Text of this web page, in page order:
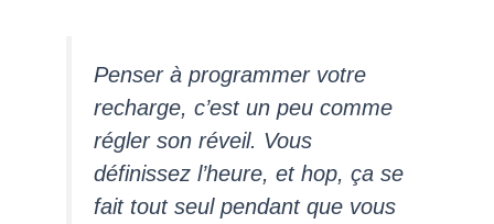
Penser à programmer votre
recharge, c’est un peu comme
régler son réveil. Vous
définissez l’heure, et hop, ça se
fait tout seul pendant que vous